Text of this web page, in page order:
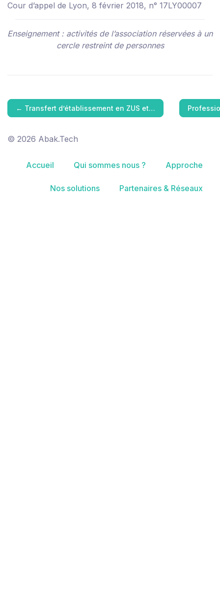
Cour d’appel de Lyon, 8 février 2018, n° 17LY00007
Enseignement : activités de l’association réservées à un
cercle restreint de personnes
← Transfert d’établissement en ZUS et…
© 2026 Abak.Tech
Accueil Qui sommes nous ? Approche
Nos solutions Partenaires & Réseaux